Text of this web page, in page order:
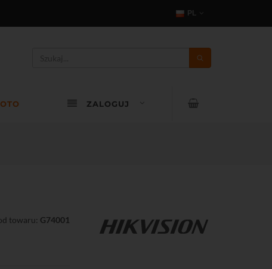
PL
ZALOGUJ
towaru: G74001